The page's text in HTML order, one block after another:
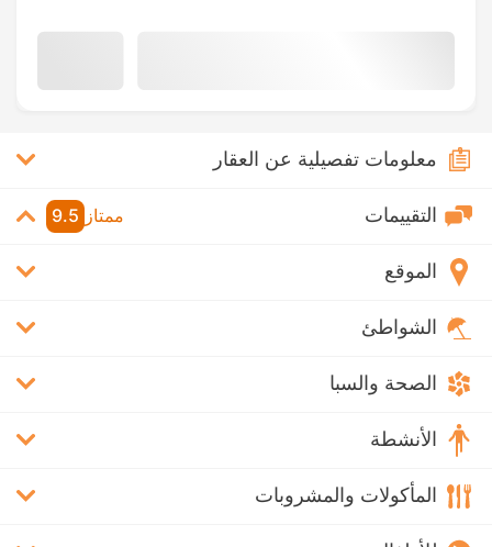
معلومات تفصيلية عن العقار
التقييمات ممتاز 9.5
الموقع
الشواطئ
الصحة والسبا
الأنشطة
المأكولات والمشروبات